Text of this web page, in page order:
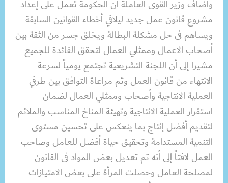
وأضاف وزير القوى العاملة أن الحكومة تعمل على إعداد
مشروع قانون عمل جديد ليلافي أخطاء القوانين السابقة
ويساهم فى حل مشكلة البطالة ويخلق جسر من الثقة بين
أصحاب الاعمال وممثلي العمال لتحقق الفائدة للجميع
مشيرا إلى أن اللجنة التشريعية تجتمع يومياً لسرعة
الانتهاء من قانون العمل وتم مراعاة التوافق بين طرفي
العملية الانتاجية وأصحاب وممثلي العمال لضمان
استقرار العملية الانتاجية وتهيئة المناخ المناسب والملائم
لتقديم أفضل إنتاج بما ينعكس على تحسين مستوى
التنمية المستدامة وتحقيق حياة أفضل للعامل وصاحب
العمل لافتاً إلى أنه تم تعديل بعض المواد فى القانون
لمصلحة العامل وحصلت المرأة على بعض الامتيازات